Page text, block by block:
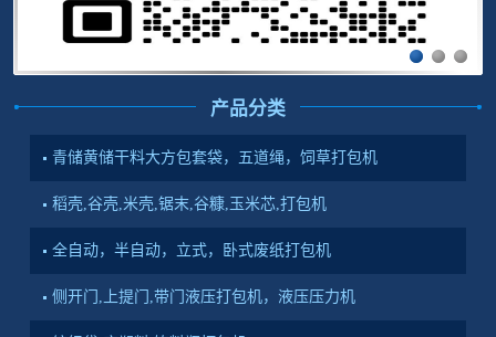
产品分类
青储黄储干料大方包套袋，五道绳，饲草打包机
稻壳,谷壳,米壳,锯末,谷糠,玉米芯,打包机
全自动，半自动，立式，卧式废纸打包机
侧开门,上提门,带门液压打包机，液压压力机